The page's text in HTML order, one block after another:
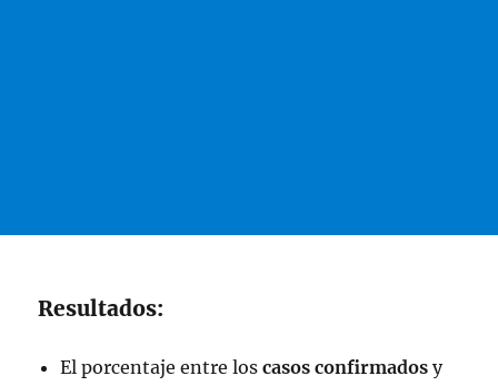
Resultados:
El porcentaje entre loscasos confirmados y